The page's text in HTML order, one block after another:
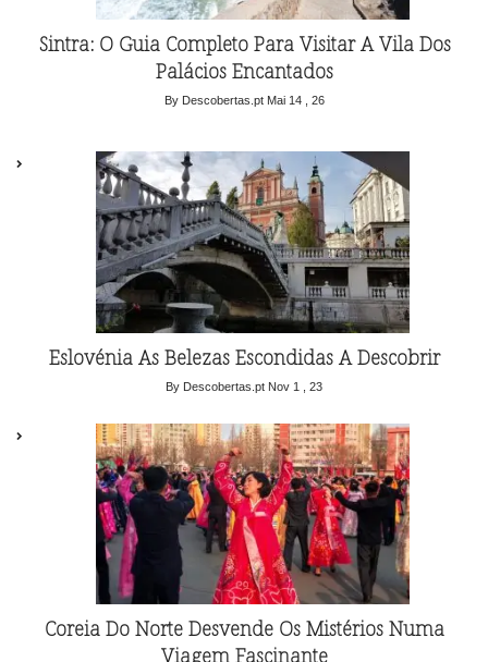
Sintra: O Guia Completo Para Visitar A Vila Dos
Palácios Encantados
By Descobertas.pt Mai 14 , 26
Eslovénia As Belezas Escondidas A Descobrir
By Descobertas.pt Nov 1 , 23
Coreia Do Norte Desvende Os Mistérios Numa
Viagem Fascinante